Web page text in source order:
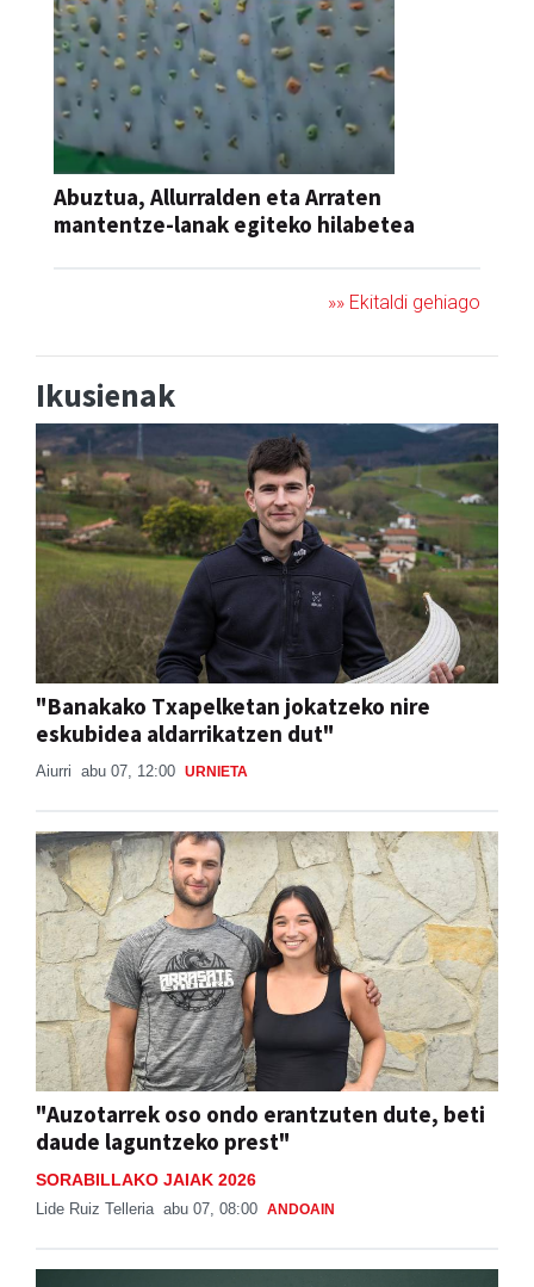
Abuztua, Allurralden eta Arraten
mantentze-lanak egiteko hilabetea
»» Ekitaldi gehiago
Ikusienak
"Banakako Txapelketan jokatzeko nire
eskubidea aldarrikatzen dut"
Aiurri abu 07, 12:00 URNIETA
"Auzotarrek oso ondo erantzuten dute, beti
daude laguntzeko prest"
SORABILLAKO JAIAK 2026
Lide Ruiz Telleria abu 07, 08:00 ANDOAIN